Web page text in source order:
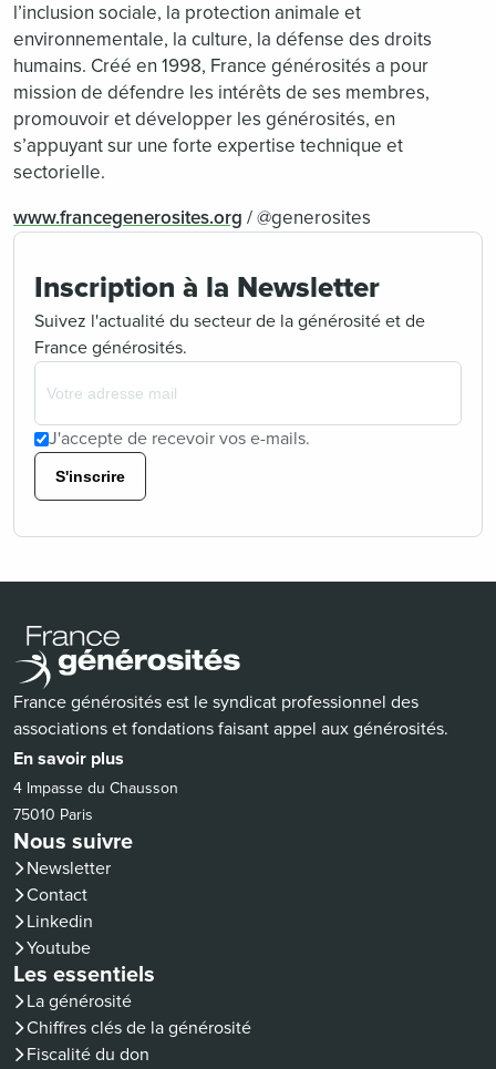
l’inclusion sociale, la protection animale et
environnementale, la culture, la défense des droits
humains. Créé en 1998, France générosités a pour
mission de défendre les intérêts de ses membres,
promouvoir et développer les générosités, en
s’appuyant sur une forte expertise technique et
sectorielle.
www.francegenerosites.org / @generosites
Inscription à la Newsletter
Suivez l'actualité du secteur de la générosité et de
France générosités.
J'accepte de recevoir vos e-mails.
S'inscrire
France générosités est le syndicat professionnel des
associations et fondations faisant appel aux générosités.
En savoir plus
4 Impasse du Chausson
75010 Paris
Nous suivre
Newsletter
Contact
Linkedin
(nouvelle fenêtre)
Youtube
(nouvelle fenêtre)
Les essentiels
La générosité
Chiffres clés de la générosité
Fiscalité du don